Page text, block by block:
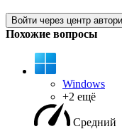
Войти через центр
Похожие вопросы
Windows
+2 ещё
Средний